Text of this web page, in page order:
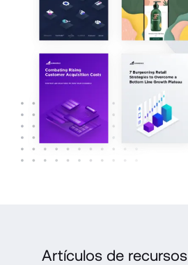
Artículos de recursos